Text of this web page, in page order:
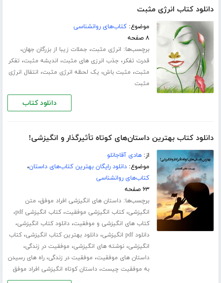
دانلود کتاب انرژی مثبت
موضوع:کتاب‌های روانشناسی
۸ صفحه
برچسب‌ها: انرژی مثبت، جملات زیبا از بزرگان جهان،
قدرت تفکر، جذب انرزی های مثبت، اندیشه مثبت، تفکر
مثبت، مثبت باش، یک لحظه انرژی مثبت، انتقال انرژی
مثبت
دانلود کتاب
دانلود کتاب بهترین داستان‌های کوتاه تأثیرگذار و انگیزشی!
از:هادی آقاجانلو
موضوع:دانلود رایگان بهترین کتاب‌های داستان،
کتاب‌های روانشناسی
۶۳ صفحه
برچسب‌ها:داستان های انگیزشی افراد موفق، متن
انگیزشی،کتاب انگیزشی موفقیت،کتاب انگیزشی pdf ،
کتاب های انگیزشی و موفقیت،دانلود کتاب انگیزشی،
دانلود pdf انگیزشی ،دانلود بهترین کتاب انگیزشی،کتاب
انگیزشی،نوشته های انگیزشی، موفقیت در زندگی،
داستان های موفقیت، موفقیت در زندگی،راه های رسیدن
به موفقیت چیست،داستان کوتاه انگیزشی افراد موفق